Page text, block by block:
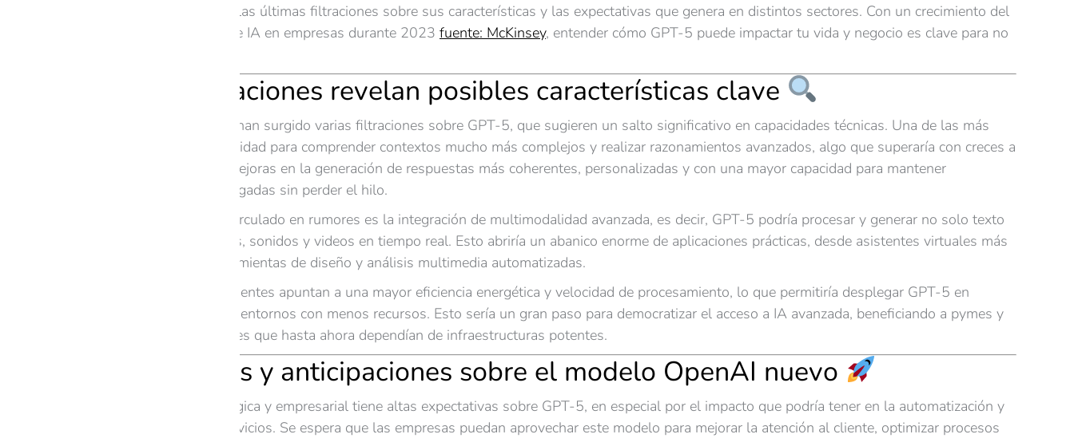
artículo exploraremos las últimas filtraciones sobre sus características y las expectativas que genera en distintos sectores. Con un crecimiento del
40% en la adopción de IA en empresas durante 2023 fuente: McKinsey, entender cómo GPT-5 puede impactar tu vida y negocio es clave para no
GPT-5: filtraciones revelan posibles características clave
En los últimos meses han surgido varias filtraciones sobre GPT-5, que sugieren un salto significativo en capacidades técnicas. Una de las más
destacadas es su habilidad para comprender contextos mucho más complejos y realizar razonamientos avanzados, algo que superaría con creces a
GPT-4. Esto implica mejoras en la generación de respuestas más coherentes, personalizadas y con una mayor capacidad para mantener
conversaciones prolongadas sin perder el hilo.
Otro aspecto que ha circulado en rumores es la integración de multimodalidad avanzada, es decir, GPT-5 podría procesar y generar no solo texto
sino también imágenes, sonidos y videos en tiempo real. Esto abriría un abanico enorme de aplicaciones prácticas, desde asistentes virtuales más
completos hasta herramientas de diseño y análisis multimedia automatizadas.
Finalmente, algunas fuentes apuntan a una mayor eficiencia energética y velocidad de procesamiento, lo que permitiría desplegar GPT-5 en
dispositivos móviles y entornos con menos recursos. Esto sería un gran paso para democratizar el acceso a IA avanzada, beneficiando a pymes y
usuarios independientes que hasta ahora dependían de infraestructuras potentes.
Expectativas y anticipaciones sobre el modelo OpenAI nuevo
La comunidad tecnológica y empresarial tiene altas expectativas sobre GPT-5, en especial por el impacto que podría tener en la automatización y
personalización de servicios. Se espera que las empresas puedan aprovechar este modelo para mejorar la atención al cliente, optimizar procesos